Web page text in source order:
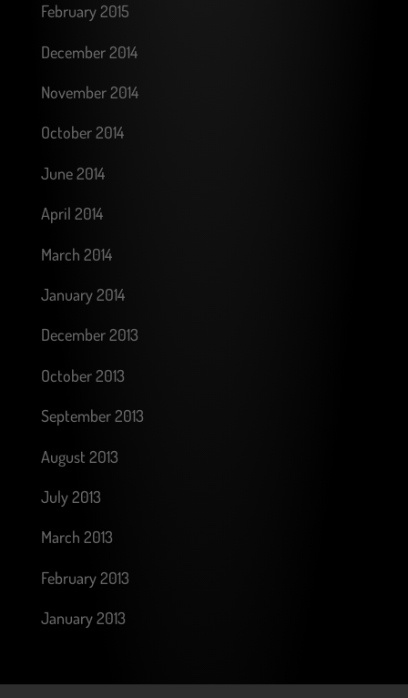
February 2015
December 2014
November 2014
October 2014
June 2014
April 2014
March 2014
January 2014
December 2013
October 2013
September 2013
August 2013
July 2013
March 2013
February 2013
January 2013